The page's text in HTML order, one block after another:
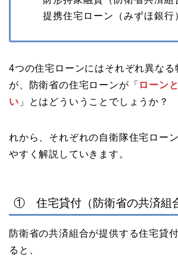
提携住宅ローン（みずほ銀行
4つの住宅ローンにはそれぞれ異なる
が、防衛省の住宅ローンが「 ローン
い 」とはどういうことでしょうか？
れから、それぞれの自衛隊住宅ロー
やすく解説していきます。
① 住宅貸付（防衛省の共済組
防衛省の共済組合が提供する住宅貸
ると、